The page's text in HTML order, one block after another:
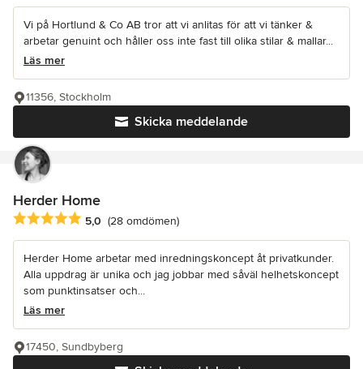
Vi på Hortlund & Co AB tror att vi anlitas för att vi tänker &
arbetar genuint och håller oss inte fast till olika stilar & mallar...
Läs mer
Skicka meddelande
11356, Stockholm
Herder Home
Genomsnittligt omdöme: 5 av 5 stjärnor
5,0 (28 omdömen)
Herder Home arbetar med inredningskoncept åt privatkunder.
Alla uppdrag är unika och jag jobbar med såväl helhetskoncept
som punktinsatser och...
Läs mer
17450, Sundbyberg